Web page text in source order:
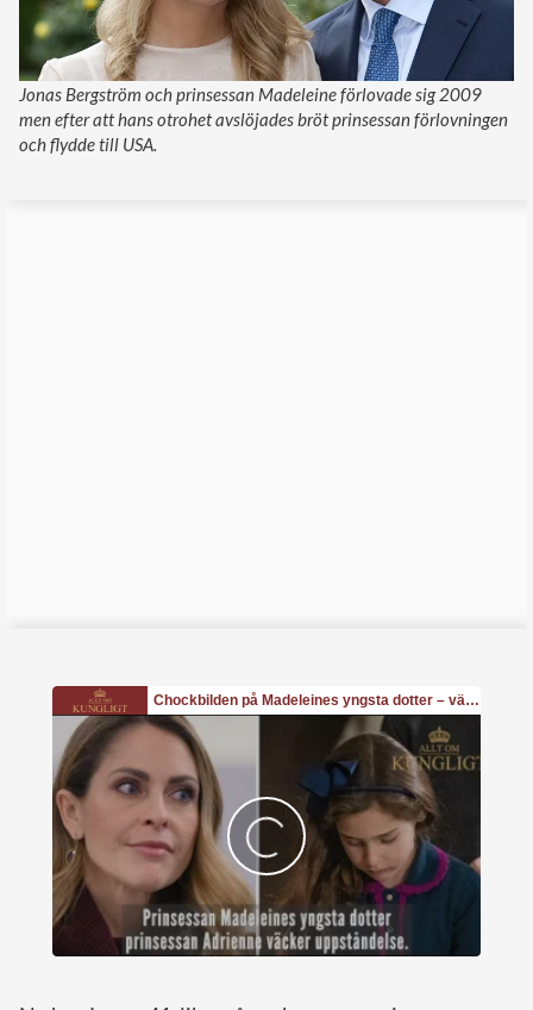
Jonas Bergström och prinsessan Madeleine förlovade sig 2009
men efter att hans otrohet avslöjades bröt prinsessan förlovningen
och flydde till USA.